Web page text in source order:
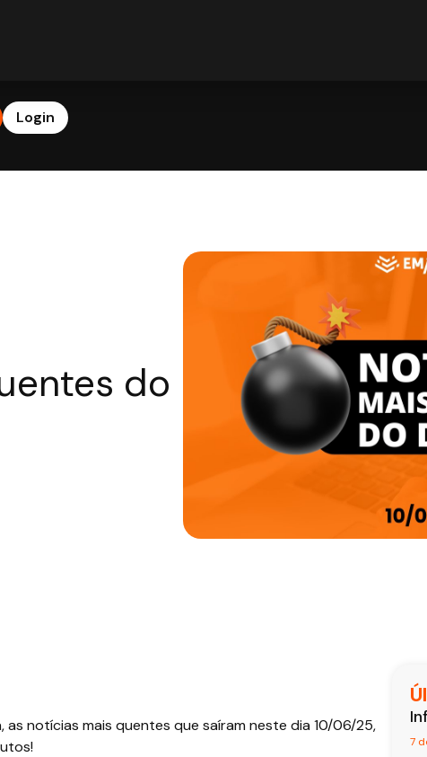
Login
do
notícias mais quentes que saíram neste dia 10/06/25,
7